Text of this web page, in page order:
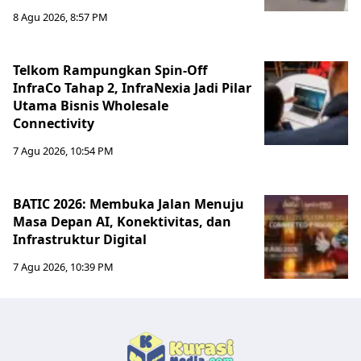
8 Agu 2026, 8:57 PM
Telkom Rampungkan Spin-Off
InfraCo Tahap 2, InfraNexia Jadi Pilar
Utama Bisnis Wholesale
Connectivity
7 Agu 2026, 10:54 PM
BATIC 2026: Membuka Jalan Menuju
Masa Depan AI, Konektivitas, dan
Infrastruktur Digital
7 Agu 2026, 10:39 PM